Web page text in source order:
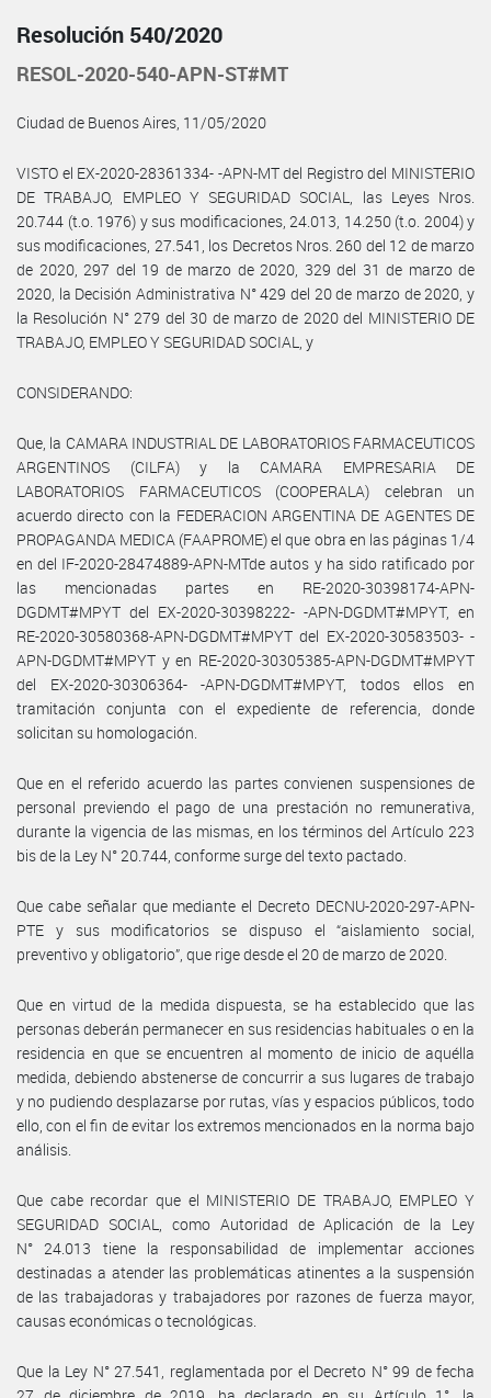
Resolución 540/2020
RESOL-2020-540-APN-ST#MT
Ciudad de Buenos Aires, 11/05/2020
VISTO el EX-2020-28361334- -APN-MT del Registro del MINISTERIO
DE TRABAJO, EMPLEO Y SEGURIDAD SOCIAL, las Leyes Nros.
20.744 (t.o. 1976) y sus modificaciones, 24.013, 14.250 (t.o. 2004) y
sus modificaciones, 27.541, los Decretos Nros. 260 del 12 de marzo
de 2020, 297 del 19 de marzo de 2020, 329 del 31 de marzo de
2020, la Decisión Administrativa N° 429 del 20 de marzo de 2020, y
la Resolución N° 279 del 30 de marzo de 2020 del MINISTERIO DE
TRABAJO, EMPLEO Y SEGURIDAD SOCIAL, y
CONSIDERANDO:
Que, la CAMARA INDUSTRIAL DE LABORATORIOS FARMACEUTICOS
ARGENTINOS (CILFA) y la CAMARA EMPRESARIA DE
LABORATORIOS FARMACEUTICOS (COOPERALA) celebran un
acuerdo directo con la FEDERACION ARGENTINA DE AGENTES DE
PROPAGANDA MEDICA (FAAPROME) el que obra en las páginas 1/4
en del IF-2020-28474889-APN-MTde autos y ha sido ratificado por
las mencionadas partes en RE-2020-30398174-APN-
DGDMT#MPYT del EX-2020-30398222- -APN-DGDMT#MPYT, en
RE-2020-30580368-APN-DGDMT#MPYT del EX-2020-30583503- -
APN-DGDMT#MPYT y en RE-2020-30305385-APN-DGDMT#MPYT
del EX-2020-30306364- -APN-DGDMT#MPYT, todos ellos en
tramitación conjunta con el expediente de referencia, donde
solicitan su homologación.
Que en el referido acuerdo las partes convienen suspensiones de
personal previendo el pago de una prestación no remunerativa,
durante la vigencia de las mismas, en los términos del Artículo 223
bis de la Ley N° 20.744, conforme surge del texto pactado.
Que cabe señalar que mediante el Decreto DECNU-2020-297-APN-
PTE y sus modificatorios se dispuso el “aislamiento social,
preventivo y obligatorio”, que rige desde el 20 de marzo de 2020.
Que en virtud de la medida dispuesta, se ha establecido que las
personas deberán permanecer en sus residencias habituales o en la
residencia en que se encuentren al momento de inicio de aquélla
medida, debiendo abstenerse de concurrir a sus lugares de trabajo
y no pudiendo desplazarse por rutas, vías y espacios públicos, todo
ello, con el fin de evitar los extremos mencionados en la norma bajo
análisis.
Que cabe recordar que el MINISTERIO DE TRABAJO, EMPLEO Y
SEGURIDAD SOCIAL, como Autoridad de Aplicación de la Ley
N° 24.013 tiene la responsabilidad de implementar acciones
destinadas a atender las problemáticas atinentes a la suspensión
de las trabajadoras y trabajadores por razones de fuerza mayor,
causas económicas o tecnológicas.
Que la Ley N° 27.541, reglamentada por el Decreto N° 99 de fecha